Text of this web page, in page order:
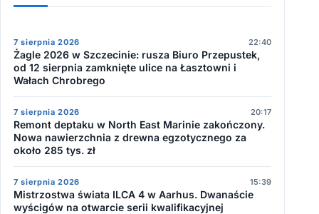
7 sierpnia 2026 22:40
Żagle 2026 w Szczecinie: rusza Biuro Przepustek,
od 12 sierpnia zamknięte ulice na Łasztowni i
Wałach Chrobrego
7 sierpnia 2026 20:17
Remont deptaku w North East Marinie zakończony.
Nowa nawierzchnia z drewna egzotycznego za
około 285 tys. zł
7 sierpnia 2026 15:39
Mistrzostwa świata ILCA 4 w Aarhus. Dwanaście
wyścigów na otwarcie serii kwalifikacyjnej